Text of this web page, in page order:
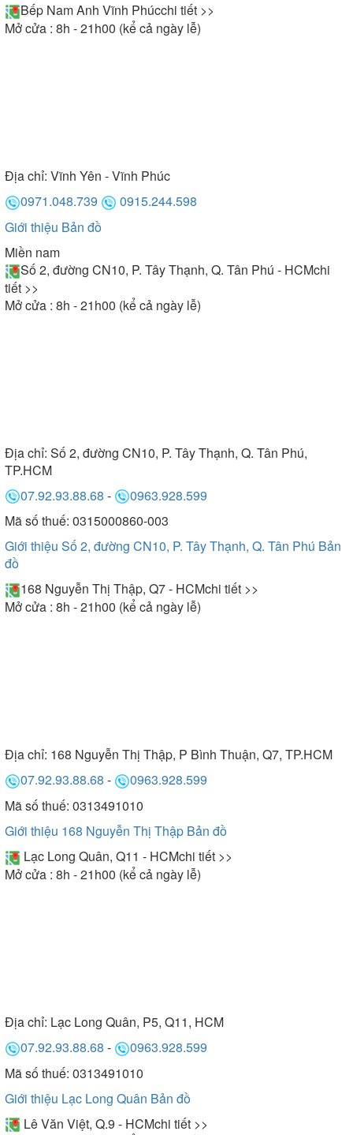
Bếp Nam Anh Vĩnh Phúcchi tiết >>
Mở cửa : 8h - 21h00 (kể cả ngày lễ)
Địa chỉ: Vĩnh Yên - Vĩnh Phúc
0971.048.739
0915.244.598
Giới thiệu Bản đồ
Miền nam
Số 2, đường CN10, P. Tây Thạnh, Q. Tân Phú - HCMchi
tiết >>
Mở cửa : 8h - 21h00 (kể cả ngày lễ)
Địa chỉ: Số 2, đường CN10, P. Tây Thạnh, Q. Tân Phú,
TP.HCM
07.92.93.88.68 -
0963.928.599
Mã số thuế: 0315000860-003
Giới thiệu Số 2, đường CN10, P. Tây Thạnh, Q. Tân Phú Bản
đồ
168 Nguyễn Thị Thập, Q7 - HCMchi tiết >>
Mở cửa : 8h - 21h00 (kể cả ngày lễ)
Địa chỉ: 168 Nguyễn Thị Thập, P Bình Thuận, Q7, TP.HCM
07.92.93.88.68 -
0963.928.599
Mã số thuế: 0313491010
Giới thiệu 168 Nguyễn Thị Thập Bản đồ
Lạc Long Quân, Q11 - HCMchi tiết >>
Mở cửa : 8h - 21h00 (kể cả ngày lễ)
Địa chỉ: Lạc Long Quân, P5, Q11, HCM
07.92.93.88.68 -
0963.928.599
Mã số thuế: 0313491010
Giới thiệu Lạc Long Quân Bản đồ
Lê Văn Việt, Q.9 - HCMchi tiết >>